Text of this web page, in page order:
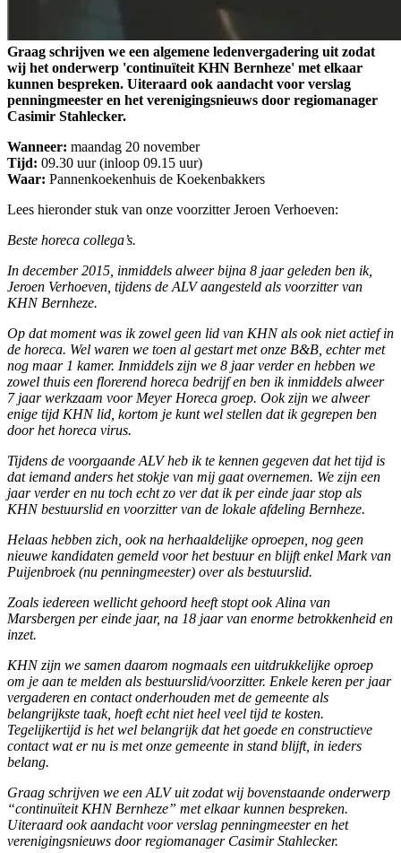
Graag schrijven we een algemene ledenvergadering uit zodat
wij het onderwerp 'continuïteit KHN Bernheze' met elkaar
kunnen bespreken. Uiteraard ook aandacht voor verslag
penningmeester en het verenigingsnieuws door regiomanager
Casimir Stahlecker.
Wanneer: maandag 20 november
Tijd: 09.30 uur (inloop 09.15 uur)
Waar: Pannenkoekenhuis de Koekenbakkers
Lees hieronder stuk van onze voorzitter Jeroen Verhoeven:
Beste horeca collega’s.
In december 2015, inmiddels alweer bijna 8 jaar geleden ben ik,
Jeroen Verhoeven, tijdens de ALV aangesteld als voorzitter van
KHN Bernheze.
Op dat moment was ik zowel geen lid van KHN als ook niet actief in
de horeca. Wel waren we toen al gestart met onze B&B, echter met
nog maar 1 kamer. Inmiddels zijn we 8 jaar verder en hebben we
zowel thuis een florerend horeca bedrijf en ben ik inmiddels alweer
7 jaar werkzaam voor Meyer Horeca groep. Ook zijn we alweer
enige tijd KHN lid, kortom je kunt wel stellen dat ik gegrepen ben
door het horeca virus.
Tijdens de voorgaande ALV heb ik te kennen gegeven dat het tijd is
dat iemand anders het stokje van mij gaat overnemen. We zijn een
jaar verder en nu toch echt zo ver dat ik per einde jaar stop als
KHN bestuurslid en voorzitter van de lokale afdeling Bernheze.
Helaas hebben zich, ook na herhaaldelijke oproepen, nog geen
nieuwe kandidaten gemeld voor het bestuur en blijft enkel Mark van
Puijenbroek (nu penningmeester) over als bestuurslid.
Zoals iedereen wellicht gehoord heeft stopt ook Alina van
Marsbergen per einde jaar, na 18 jaar van enorme betrokkenheid en
inzet.
KHN zijn we samen daarom nogmaals een uitdrukkelijke oproep
om je aan te melden als bestuurslid/voorzitter. Enkele keren per jaar
vergaderen en contact onderhouden met de gemeente als
belangrijkste taak, hoeft echt niet heel veel tijd te kosten.
Tegelijkertijd is het wel belangrijk dat het goede en constructieve
contact wat er nu is met onze gemeente in stand blijft, in ieders
belang.
Graag schrijven we een ALV uit zodat wij bovenstaande onderwerp
“continuïteit KHN Bernheze” met elkaar kunnen bespreken.
Uiteraard ook aandacht voor verslag penningmeester en het
verenigingsnieuws door regiomanager Casimir Stahlecker.